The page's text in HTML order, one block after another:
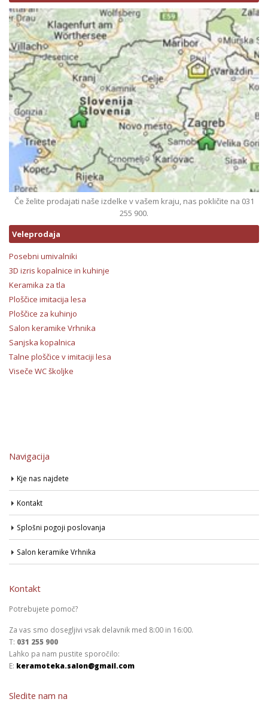
Če želite prodajati naše izdelke v vašem kraju, nas pokličite na 031
255 900.
Veleprodaja
Posebni umivalniki
3D izris kopalnice in kuhinje
Keramika za tla
Ploščice imitacija lesa
Ploščice za kuhinjo
Salon keramike Vrhnika
Sanjska kopalnica
Talne ploščice v imitaciji lesa
Viseče WC školjke
Navigacija
Kje nas najdete
Kontakt
Splošni pogoji poslovanja
Salon keramike Vrhnika
Kontakt
Potrebujete pomoč?
Za vas smo dosegljivi vsak delavnik med 8:00 in 16:00.
T: 031 255 900
Lahko pa nam pustite sporočilo:
E: keramoteka.salon@gmail.com
Sledite nam na